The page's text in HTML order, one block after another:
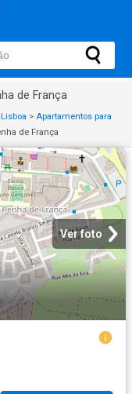
de França
> Apartamentos para
de França
Ver foto